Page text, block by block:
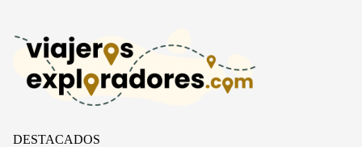
DESTACADOS